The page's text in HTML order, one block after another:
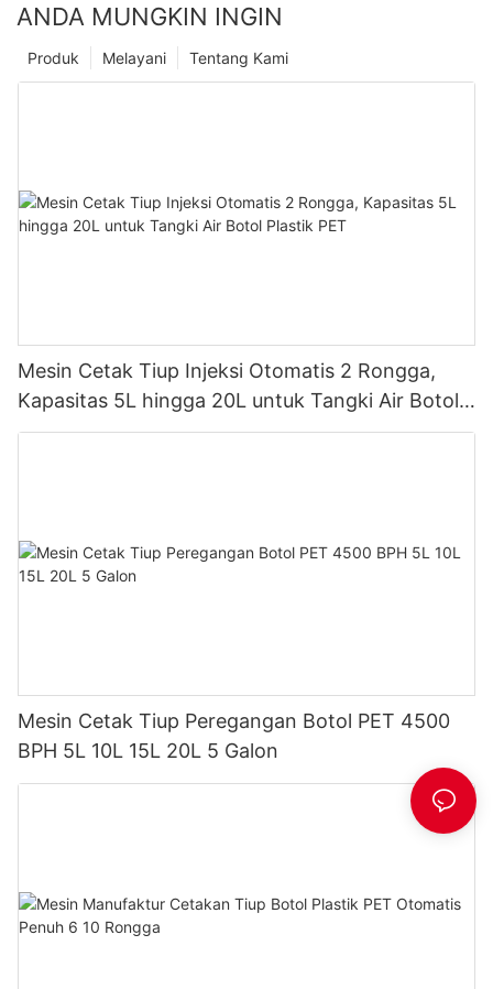
ANDA MUNGKIN INGIN
Tentang Kami
Melayani
Produk
Mesin Cetak Tiup Injeksi Otomatis 2 Rongga,
Kapasitas 5L hingga 20L untuk Tangki Air Botol
Plastik PET
Mesin Cetak Tiup Peregangan Botol PET 4500
BPH 5L 10L 15L 20L 5 Galon